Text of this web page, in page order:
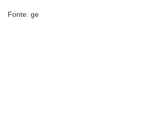
Fonte: ge